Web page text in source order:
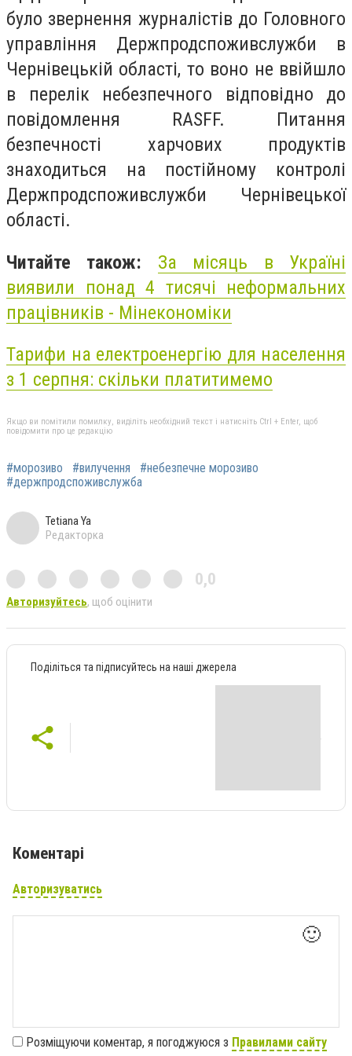
було звернення журналістів до Головного
управління Держпродспоживслужби в
Чернівецькій області, то воно не ввійшло
в перелік небезпечного відповідно до
повідомлення RASFF. Питання
безпечності харчових продуктів
знаходиться на постійному контролі
Держпродспоживслужби Чернівецької
області.
Читайте також: За місяць в Україні
виявили понад 4 тисячі неформальних
працівників - Мінекономіки
Тарифи на електроенергію для населення
з 1 серпня: скільки платитимемо
Якщо ви помітили помилку, виділіть необхідний текст і натисніть Ctrl + Enter, щоб
повідомити про це редакцію
#морозиво #вилучення
#небезпечне морозиво
#держпродспоживслужба
Tetiana Ya
Редакторка
0,0
Авторизуйтесь, щоб оцінити
Поділіться та підписуйтесь на наші джерела
Коментарі
Авторизуватись
🙂
Розміщуючи коментар, я погоджуюся з Правилами сайту